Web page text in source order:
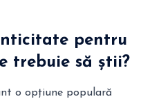
pentru
trebuie să știi?
o opțiune populară